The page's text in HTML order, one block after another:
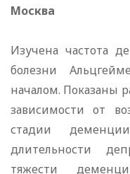
Москва
Изучена частота
болезни
началом. Показаны
зависимости от
стадии
длительности
тяжести